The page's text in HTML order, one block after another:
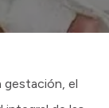
gestación, el